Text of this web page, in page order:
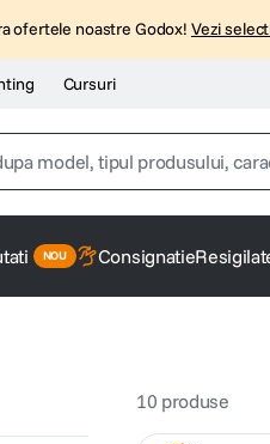
ofertele noastre Godox! Vezi
Cursuri
model, tipul produsului,
Consignatie
10 produse